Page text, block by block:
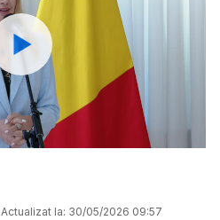
Watch
Actualizat la: 30/05/2026 09:57